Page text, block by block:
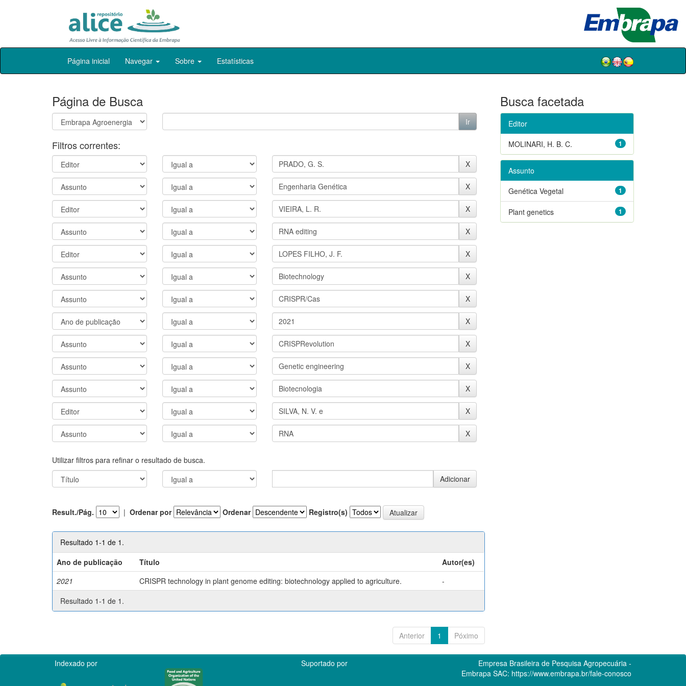
Skip
Página inicial Navegar Sobre Estatísticas
Página de Busca
Filtros correntes:
Utilizar filtros para refinar o resultado de busca.
Result./Pág. | Ordenar por Ordenar Registro(s)
Resultado 1-1 de 1.
Ano de publicação
Título
Autor(es)
2021
CRISPR technology in plant genome editing: biotechnology applied to agriculture.
-
Resultado 1-1 de 1.
Anterior 1 Póximo
Busca facetada
Editor
1
MOLINARI, H. B. C.
Assunto
1
Genética Vegetal
1
Plant genetics
Indexado por Suportado por
Empresa Brasileira de Pesquisa Agropecuária -
Embrapa SAC: https://www.embrapa.br/fale-conosco